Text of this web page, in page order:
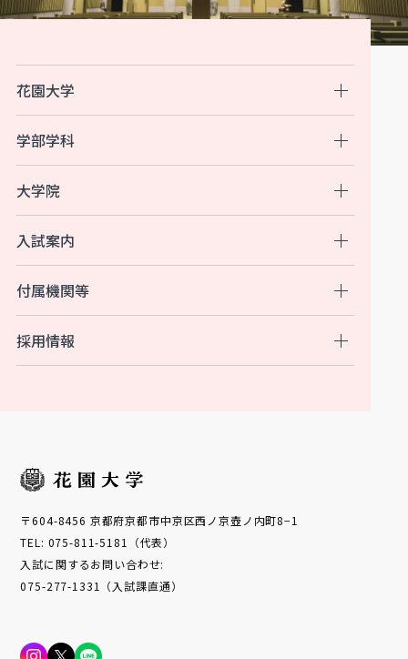
花園大学
入試案内
付属機関等
学部学科
大学院
採用情報
〒604-8456 京都府京都市中京区西ノ京壺ノ内町8−1
TEL: 075-811-5181（代表）
入試に関するお問い合わせ:
075-277-1331（入試課直通）